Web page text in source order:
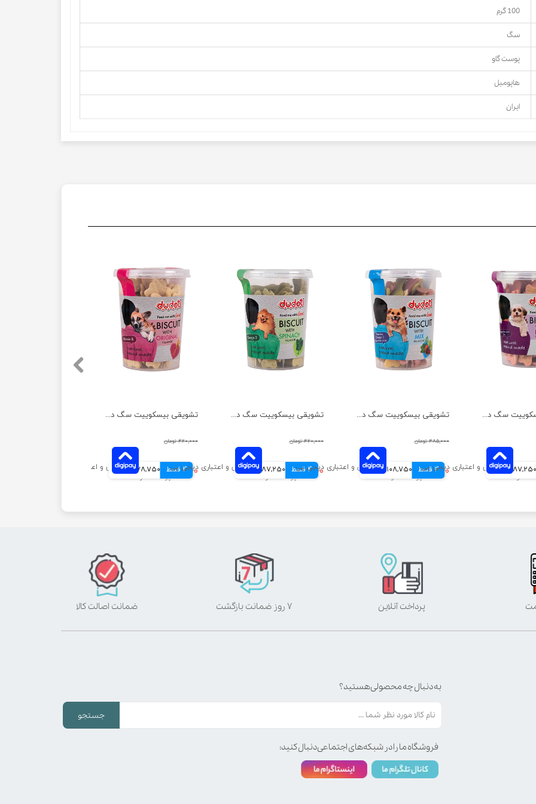
100 گرم
سگ
پوست گاو
هاپومیل
ایران
تشویقی بیسکوییت سگ دودوتی مدل گندم وزن 150 گرم
۴۲۰,۰۰۰ تومان
۳۱۵,۰۰۰ تومان
4 قسط 78,750 تومانی
تشویقی بیسکوییت سگ دودوتی مدل اسفناج وزن 150 گرم
۴۲۰,۰۰۰ تومان
۳۴۹,۰۰۰ تومان
4 قسط 87,250 تومانی
تشویقی بیسکوییت سگ دودوتی مدل مخلوط وزن 150 گرم
۴۸۵,۰۰۰ تومان
۴۳۵,۰۰۰ تومان
4 قسط 108,750 تومانی
تشویقی بیسکوییت سگ دودوتی مدل چغندر وزن 150 گرم
87,250 تومانی
پرداخت آنلاین ۷ روز ضمانت بازگشت ضمانت اصالت کالا
به دنبال چه محصولی هستید؟
جستجو
فروشگاه ما را در شبکه‌های اجتماعی دنبال کنید: